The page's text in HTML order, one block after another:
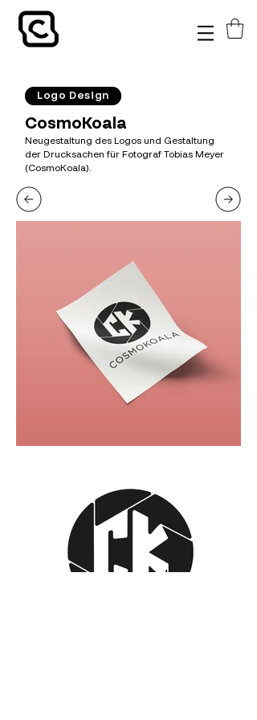
Logo Design
CosmoKoala
Neugestaltung des Logos und Gestaltung
der Drucksachen für Fotograf Tobias Meyer
(CosmoKoala).